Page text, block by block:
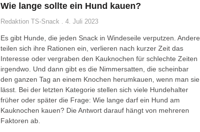
Wie lange sollte ein Hund kauen?
Redaktion TS-Snack 4. Juli 2023
Es gibt Hunde, die jeden Snack in Windeseile verputzen. Andere
teilen sich ihre Rationen ein, verlieren nach kurzer Zeit das
Interesse oder vergraben den Kauknochen für schlechte Zeiten
irgendwo. Und dann gibt es die Nimmersatten, die scheinbar
den ganzen Tag an einem Knochen herumkauen, wenn man sie
lässt. Bei der letzten Kategorie stellen sich viele Hundehalter
früher oder später die Frage: Wie lange darf ein Hund am
Kauknochen kauen? Die Antwort darauf hängt von mehreren
Faktoren ab.